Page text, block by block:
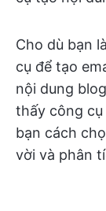
Cho dù bạn
cụ để tạo
nội dung
thấy công
bạn cách
vời và phân